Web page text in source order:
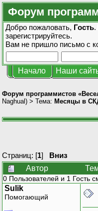
Форум
Добро пожаловать, Гость.
зарегистрируйтесь.
Вам не пришло письмо с
Начало Наши
Форум программистов
Naghual) > Тема: Месяцы в
Страниц: [1] Вниз
Автор
0 Пользователей и 1 Гость
Sulik
Помогающий